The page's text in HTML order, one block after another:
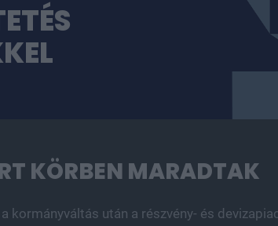
KÖRBEN MARADTAK
után a részvény- és